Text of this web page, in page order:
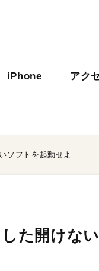
iPhone アク
ソフトを起動せよ
た開けな